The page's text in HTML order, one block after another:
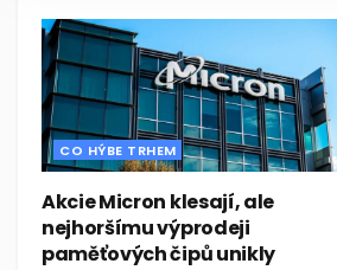
CO HÝBE TRHEM
Akcie Micron klesají, ale
nejhoršímu výprodeji
paměťových čipů unikly